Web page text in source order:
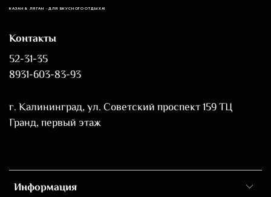
КАЗАН & ЛЯГАН - ДЛЯ ВКУСНОГО ОТДЫХА!
Информация
Контакты
52-31-35
8931-603-83-93
г. Калининград, ул. Советский проспект 159 ТЦ
Гранд, первый этаж